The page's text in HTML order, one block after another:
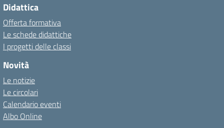
Didattica
Offerta formativa
Le schede didattiche
I progetti delle classi
Novità
Le notizie
Le circolari
Calendario eventi
Albo Online